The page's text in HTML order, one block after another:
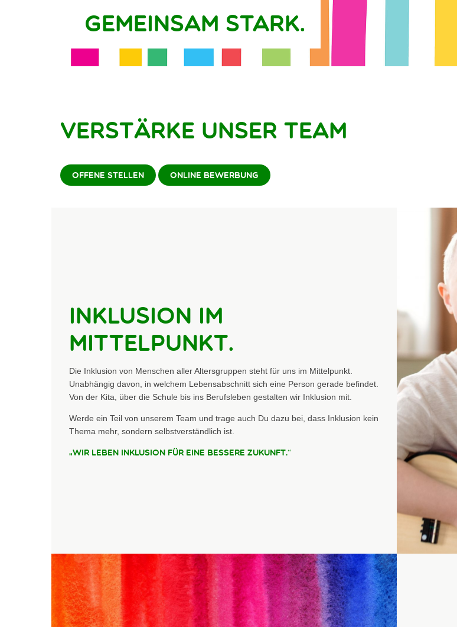
Gemeinsam stark.
Verstärke unser Team
OFFENE STELLEN ONLINE BEWERBUNG
Inklusion im
Mittelpunkt.
Die Inklusion von Menschen aller Altersgruppen steht für uns im Mittelpunkt.
Unabhängig davon, in welchem Lebensabschnitt sich eine Person gerade befindet.
Von der Kita, über die Schule bis ins Berufsleben gestalten wir Inklusion mit.
Werde ein Teil von unserem Team und trage auch Du dazu bei, dass Inklusion kein
Thema mehr, sondern selbstverständlich ist.
„Wir leben Inklusion für eine bessere Zukunft.“